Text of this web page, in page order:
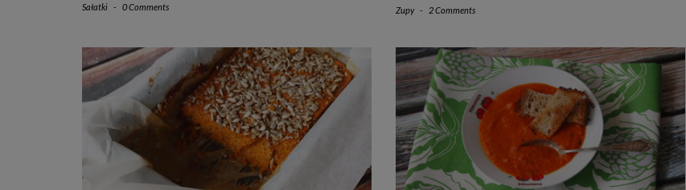
Sałatki - 0 Comments Zupy - 2 Comments